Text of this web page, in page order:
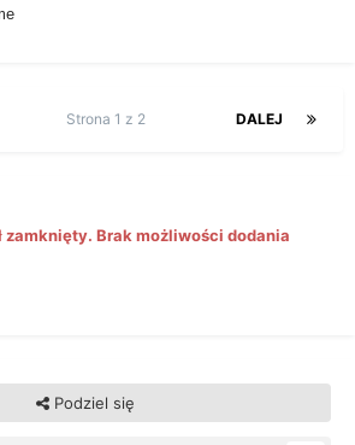
DALEJ
Strona 1 z 2
zamknięty. Brak możliwości dodania
Podziel się